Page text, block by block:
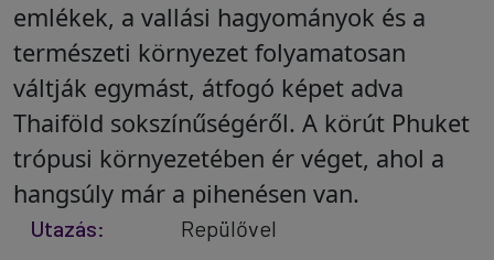
emlékek, a vallási hagyományok és a
természeti környezet folyamatosan
váltják egymást, átfogó képet adva
Thaiföld sokszínűségéről. A körút Phuket
trópusi környezetében ér véget, ahol a
hangsúly már a pihenésen van.
Utazás: Repülővel